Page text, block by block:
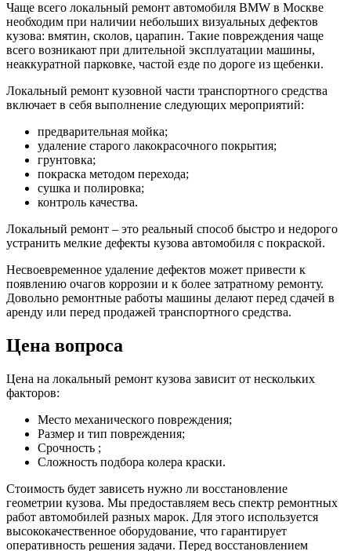
Чаще всего локальный ремонт автомобиля BMW в Москве
необходим при наличии небольших визуальных дефектов
кузова: вмятин, сколов, царапин. Такие повреждения чаще
всего возникают при длительной эксплуатации машины,
неаккуратной парковке, частой езде по дороге из щебенки.
Локальный ремонт кузовной части транспортного средства
включает в себя выполнение следующих мероприятий:
предварительная мойка;
удаление старого лакокрасочного покрытия;
грунтовка;
покраска методом перехода;
сушка и полировка;
контроль качества.
Локальный ремонт – это реальный способ быстро и недорого
устранить мелкие дефекты кузова автомобиля с покраской.
Несвоевременное удаление дефектов может привести к
появлению очагов коррозии и к более затратному ремонту.
Довольно ремонтные работы машины делают перед сдачей в
аренду или перед продажей транспортного средства.
Цена вопроса
Цена на локальный ремонт кузова зависит от нескольких
факторов:
Место механического повреждения;
Размер и тип повреждения;
Срочность ;
Сложность подбора колера краски.
Стоимость будет зависеть нужно ли восстановление
геометрии кузова. Мы предоставляем весь спектр ремонтных
работ автомобилей разных марок. Для этого используется
высококачественное оборудование, что гарантирует
оперативность решения задачи. Перед восстановлением